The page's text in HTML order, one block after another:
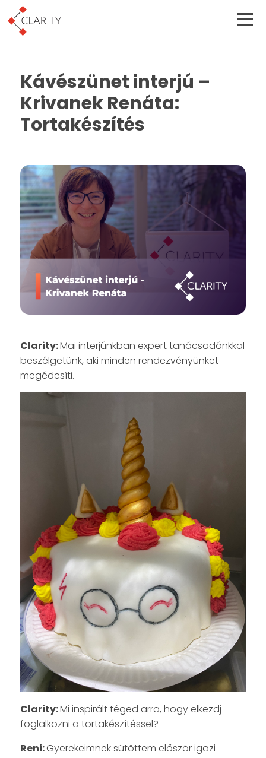
Kávészünet interjú –
Krivanek Renáta:
Tortakészítés
Clarity:Mai interjúnkban expert tanácsadónkkal
beszélgetünk, aki minden rendezvényünket
megédesíti.
Clarity:Mi inspirált téged arra, hogy elkezdj
foglalkozni a tortakészítéssel?
Reni:Gyerekeimnek sütöttem először igazi